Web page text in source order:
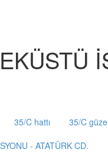
35/C hattı 35/C
- ATATÜRK CD.